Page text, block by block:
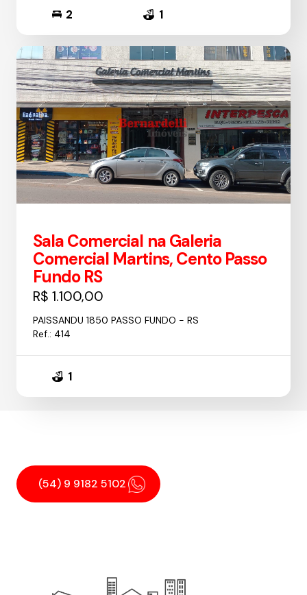
2 1
Sala Comercial na Galeria
Comercial Martins, Cento Passo
Fundo RS
R$ 1.100,00
PAISSANDU 1850 PASSO FUNDO - RS
Ref.: 414
1
(54) 9 9182 5102